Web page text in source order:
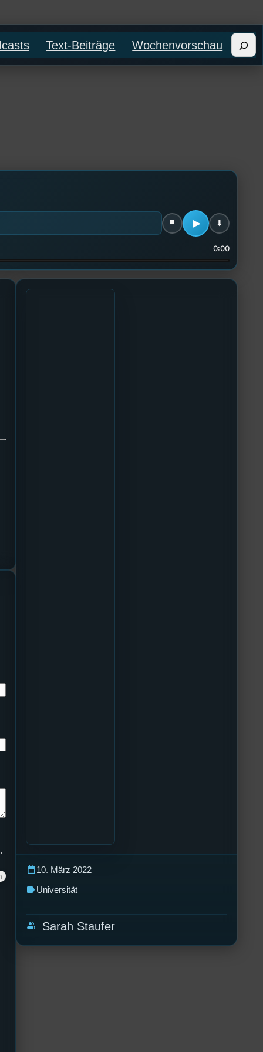
Text-Beiträge Wochenvorschau
0:00
calendar_today10. März 2022
label Universität
group Sarah Staufer